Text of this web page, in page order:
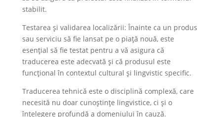
stabilit.
Testarea și validarea localizării: Înainte ca un produs
sau serviciu să fie lansat pe o piață nouă, este
esențial să fie testat pentru a vă asigura că
traducerea este adecvată și că produsul este
funcțional în contextul cultural și lingvistic specific.
Traducerea tehnică este o disciplină complexă, care
necesită nu doar cunoștințe lingvistice, ci și o
înțelegere profundă a domeniului în cauză.